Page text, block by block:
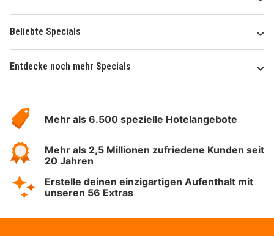
Beliebte Specials
Entdecke noch mehr Specials
Hotelspecials
Mehr als 6.500 spezielle Hotelangebote
Mehr als 2,5 Millionen zufriedene Kunden seit
20 Jahren
Erstelle deinen einzigartigen Aufenthalt mit
unseren 56 Extras